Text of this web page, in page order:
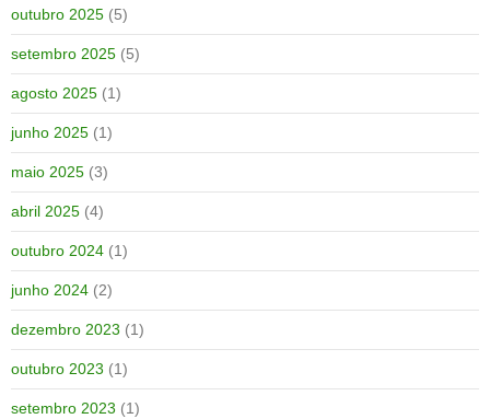
outubro 2025 (5)
setembro 2025 (5)
agosto 2025 (1)
junho 2025 (1)
maio 2025 (3)
abril 2025 (4)
outubro 2024 (1)
junho 2024 (2)
dezembro 2023 (1)
outubro 2023 (1)
setembro 2023 (1)